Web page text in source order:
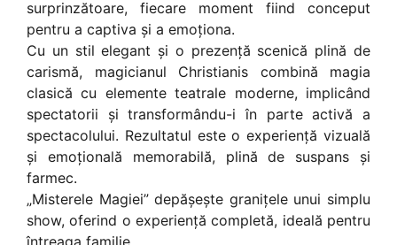
surprinzătoare, fiecare moment fiind conceput
pentru a captiva și a emoționa.
Cu un stil elegant și o prezență scenică plină de
carismă, magicianul Christianis combină magia
clasică cu elemente teatrale moderne, implicând
spectatorii și transformându-i în parte activă a
spectacolului. Rezultatul este o experiență vizuală
și emoțională memorabilă, plină de suspans și
farmec.
„Misterele Magiei” depășește granițele unui simplu
show, oferind o experiență completă, ideală pentru
întreaga familie.